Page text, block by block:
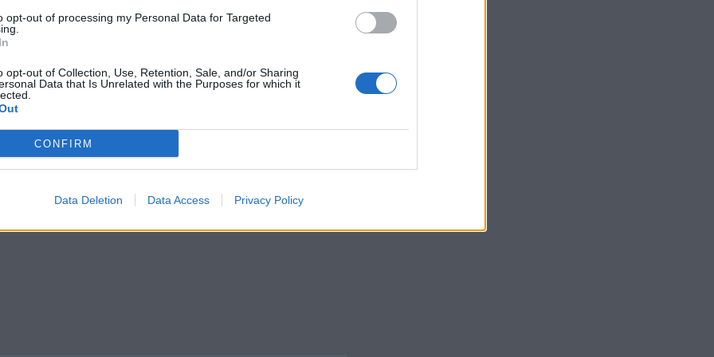
opt-out of processing my Personal Data for Targeted
opt-out of Collection, Use, Retention, Sale, and/or Sharing
Data that Is Unrelated with the Purposes for which it
CONFIRM
Data Deletion Data Access Privacy Policy
w domu Józefa – która ze względu na coraz
w ptasie królestwo Jakuba i uporządkować je,
bohatera.
Schulza?